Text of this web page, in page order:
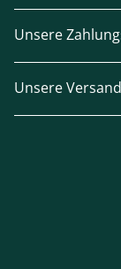
Unsere
Unsere